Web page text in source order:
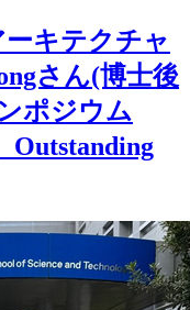
キテクチャ
さん(博士後
ポジウム
Outstanding